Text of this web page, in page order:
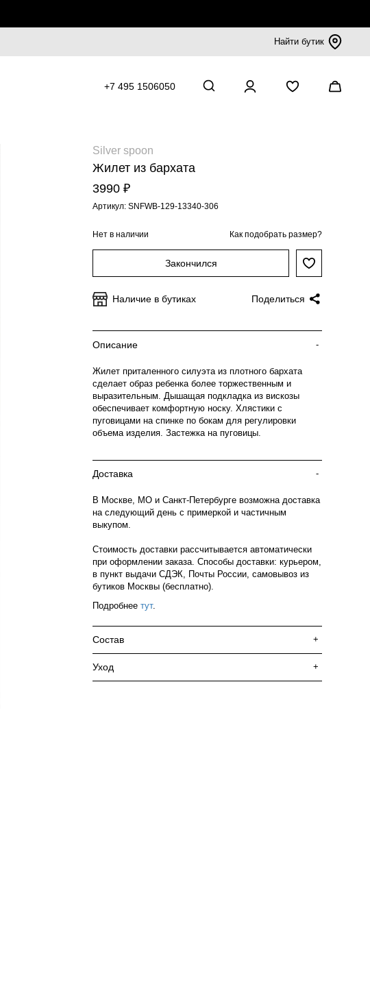
Найти бутик
+7 495 1506050
Silver spoon
Жилет из бархата
3990 ₽
Артикул: SNFWB-129-13340-306
Нет в наличии Как подобрать размер?
Закончился
Наличие в бутиках Поделиться
Описание -
Жилет приталенного силуэта из плотного бархата
сделает образ ребенка более торжественным и
выразительным. Дышащая подкладка из вискозы
обеспечивает комфортную носку. Хлястики с
пуговицами на спинке по бокам для регулировки
объема изделия. Застежка на пуговицы.
Доставка -
В Москве, МО и Санкт-Петербурге возможна доставка
на следующий день с примеркой и частичным
выкупом.
Стоимость доставки рассчитывается автоматически
при оформлении заказа. Способы доставки: курьером,
в пункт выдачи СДЭК, Почты России, самовывоз из
бутиков Москвы (бесплатно).
Подробнее тут.
Состав +
Уход +